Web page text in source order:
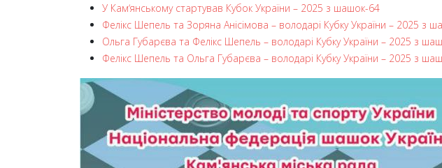
У Камʼянському стартував Кубок України – 2025 з шашок-64
Фелікс Шепель та Зоряна Анісімова – володарі Кубку України – 2025 з
Ольга Губарєва та Фелікс Шепель – володарі Кубку України – 2025 з
Фелікс Шепель та Ольга Губарєва – володарі Кубку України – 2025 з